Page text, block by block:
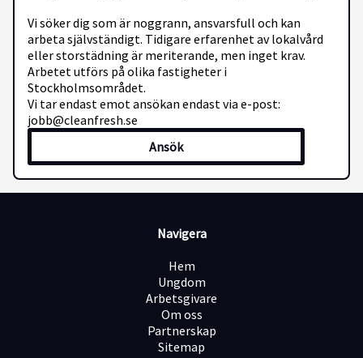
Vi söker dig som är noggrann, ansvarsfull och kan
arbeta självständigt. Tidigare erfarenhet av lokalvård
eller storstädning är meriterande, men inget krav.
Arbetet utförs på olika fastigheter i
Stockholmsområdet.
Vi tar endast emot ansökan endast via e-post:
jobb@cleanfresh.se
Ansök
Navigera
Hem
Ungdom
Arbetsgivare
Om oss
Partnerskap
Sitemap